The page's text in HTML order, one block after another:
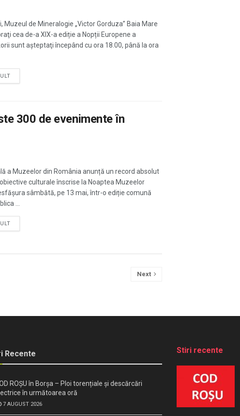
Muzeul de Mineralogie „Victor Gorduza” Baia Mare
cea de-a XIX-a ediție a Nopții Europene a
sunt aşteptaţi începând cu ora 18.00, până la ora
300 de evenimente în
a Muzeelor din România anunță un record absolut
culturale înscrise la Noaptea Muzeelor
sâmbătă, pe 13 mai, într-o ediție comună
...
Next
Recente
ROȘU în Borșa – Ploi torențiale și descărcări
în următoarea oră
7 AUGUST 2026
Stiri recente